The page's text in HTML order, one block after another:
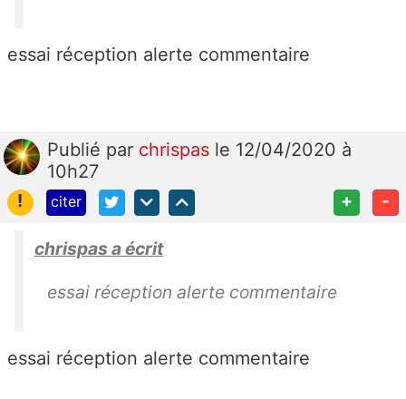
essai réception alerte commentaire
Publié par chrispas le 12/04/2020 à
10h27
!
citer + -
chrispas a écrit
essai réception alerte commentaire
essai réception alerte commentaire